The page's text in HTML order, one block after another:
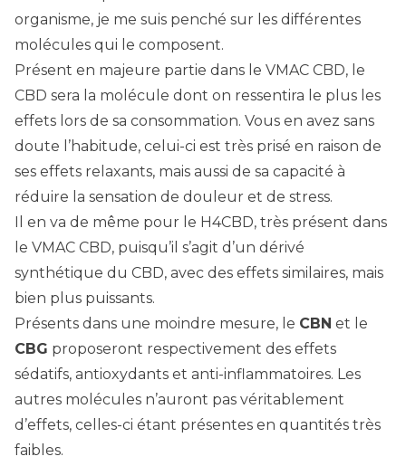
organisme, je me suis penché sur les différentes
molécules qui le composent.
Présent en majeure partie dans le VMAC CBD, le
CBD sera la molécule dont on ressentira le plus les
effets lors de sa consommation. Vous en avez sans
doute l’habitude, celui-ci est très prisé en raison de
ses effets relaxants, mais aussi de sa capacité à
réduire la sensation de douleur et de stress.
Il en va de même pour le H4CBD, très présent dans
le VMAC CBD, puisqu’il s’agit d’un dérivé
synthétique du CBD, avec des effets similaires, mais
bien plus puissants.
Présents dans une moindre mesure, le CBN et le
CBG proposeront respectivement des effets
sédatifs, antioxydants et anti-inflammatoires. Les
autres molécules n’auront pas véritablement
d’effets, celles-ci étant présentes en quantités très
faibles.